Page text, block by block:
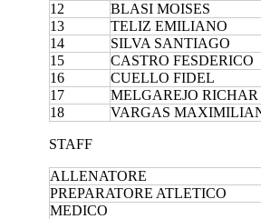
12
BLASI MOISES
13
TELIZ EMILIANO
14
SILVA SANTIAGO
15
CASTRO FESDERICO
16
CUELLO FIDEL
17
MELGAREJO RICHAR
18
VARGAS
STAFF
ALLENATORE
PREPARATORE ATLETICO
MEDICO